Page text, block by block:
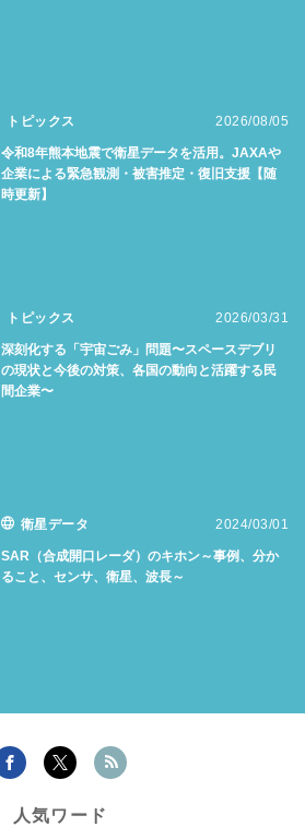
トピックス 2026/08/05
令和8年熊本地震で衛星データを活用。JAXAや
企業による緊急観測・被害推定・復旧支援【随
時更新】
トピックス 2026/03/31
深刻化する「宇宙ごみ」問題〜スペースデブリ
の現状と今後の対策、各国の動向と活躍する民
間企業〜
衛星データ 2024/03/01
SAR（合成開口レーダ）のキホン～事例、分か
ること、センサ、衛星、波長～
人気ワード